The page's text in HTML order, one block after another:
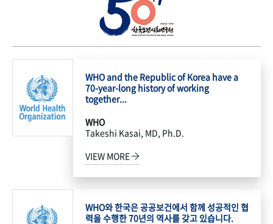
WHO and the Republic of Korea have a
70-year-long history of working
together...
WHO
Takeshi Kasai, MD, Ph.D.
VIEW MORE
WHO와 한국은 공공보건에서 함께 성공적인 협
력을 수행한 70년의 역사를 갖고 있습니다.